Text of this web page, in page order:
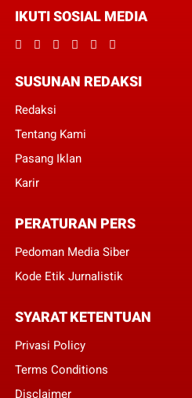
IKUTI SOSIAL MEDIA
SUSUNAN REDAKSI
Redaksi
Tentang Kami
Pasang Iklan
Karir
PERATURAN PERS
Pedoman Media Siber
Kode Etik Jurnalistik
SYARAT KETENTUAN
Privasi Policy
Terms Conditions
Disclaimer